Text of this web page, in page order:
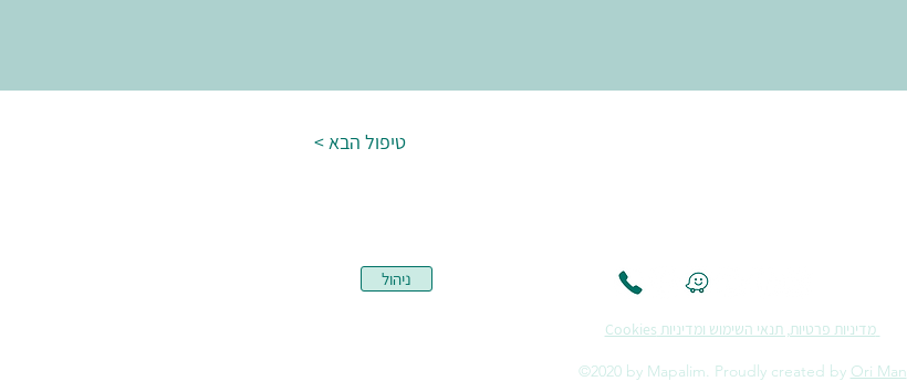
< טיפול הבא
ניהול
מדיניות פרטיות, תנאי השימוש ומדיניות Cookies
©2020 by Mapalim. Proudly created by Ori Man